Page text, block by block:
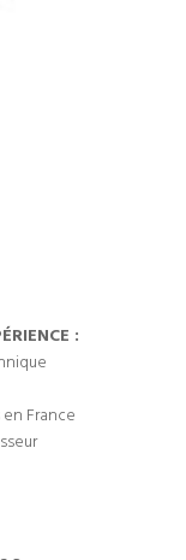
:
France